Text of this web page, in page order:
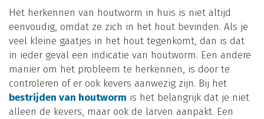
Het herkennen van houtworm in huis is niet altijd
eenvoudig, omdat ze zich in het hout bevinden. Als je
veel kleine gaatjes in het hout tegenkomt, dan is dat
in ieder geval een indicatie van houtworm. Een andere
manier om het probleem te herkennen, is door te
controleren of er ook kevers aanwezig zijn. Bij het
bestrijden van houtworm is het belangrijk dat je niet
alleen de kevers, maar ook de larven aanpakt. Een